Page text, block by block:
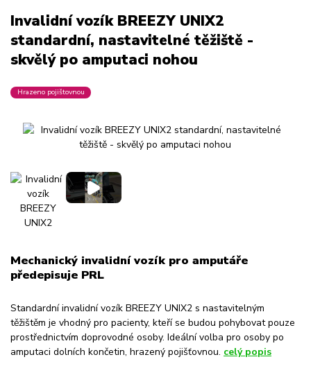
Invalidní vozík BREEZY UNIX2
standardní, nastavitelné těžiště -
skvělý po amputaci nohou
Hrazeno pojištovnou
Mechanický invalidní vozík pro amputáře
předepisuje PRL
Standardní invalidní vozík BREEZY UNIX2 s nastavitelným
těžištěm je vhodný pro pacienty, kteří se budou pohybovat pouze
prostřednictvím doprovodné osoby. Ideální volba pro osoby po
amputaci dolních končetin, hrazený pojišťovnou. celý popis